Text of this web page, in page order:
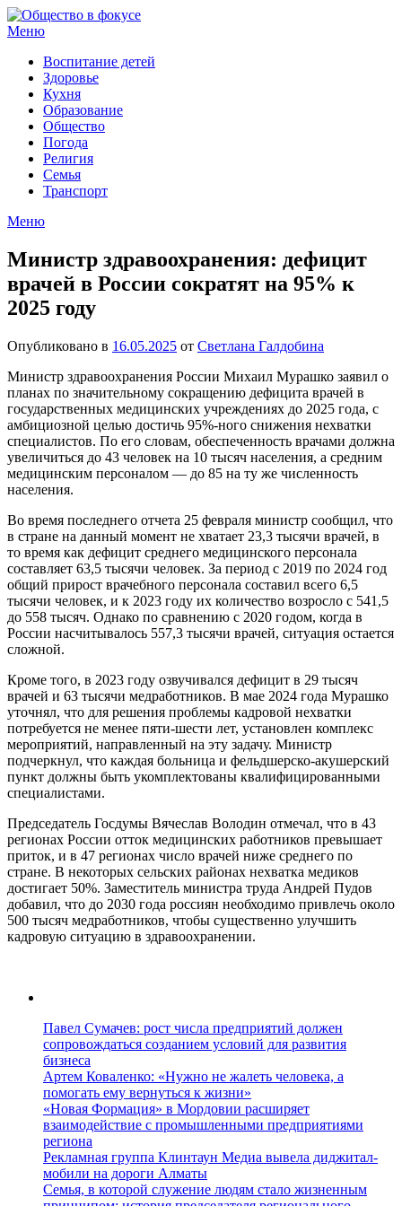
Перейти
к
Меню
Воспитание детей
Здоровье
Кухня
Образование
Общество
Погода
Религия
Семья
Транспорт
Меню
Министр здравоохранения: дефицит
врачей в России сократят на 95% к
2025 году
Опубликовано в 16.05.2025 от Светлана Галдобина
Министр здравоохранения России Михаил Мурашко заявил о
планах по значительному сокращению дефицита врачей в
государственных медицинских учреждениях до 2025 года, с
амбициозной целью достичь 95%-ного снижения нехватки
специалистов. По его словам, обеспеченность врачами должна
увеличиться до 43 человек на 10 тысяч населения, а средним
медицинским персоналом — до 85 на ту же численность
населения.
Во время последнего отчета 25 февраля министр сообщил, что
в стране на данный момент не хватает 23,3 тысячи врачей, в
то время как дефицит среднего медицинского персонала
составляет 63,5 тысячи человек. За период с 2019 по 2024 год
общий прирост врачебного персонала составил всего 6,5
тысячи человек, и к 2023 году их количество возросло с 541,5
до 558 тысяч. Однако по сравнению с 2020 годом, когда в
России насчитывалось 557,3 тысячи врачей, ситуация остается
сложной.
Кроме того, в 2023 году озвучивался дефицит в 29 тысяч
врачей и 63 тысячи медработников. В мае 2024 года Мурашко
уточнял, что для решения проблемы кадровой нехватки
потребуется не менее пяти-шести лет, установлен комплекс
мероприятий, направленный на эту задачу. Министр
подчеркнул, что каждая больница и фельдшерско-акушерский
пункт должны быть укомплектованы квалифицированными
специалистами.
Председатель Госдумы Вячеслав Володин отмечал, что в 43
регионах России отток медицинских работников превышает
приток, и в 47 регионах число врачей ниже среднего по
стране. В некоторых сельских районах нехватка медиков
достигает 50%. Заместитель министра труда Андрей Пудов
добавил, что до 2030 года россиян необходимо привлечь около
500 тысяч медработников, чтобы существенно улучшить
кадровую ситуацию в здравоохранении.
Павел Сумачев: рост числа предприятий должен
сопровождаться созданием условий для развития
бизнеса
Артем Коваленко: «Нужно не жалеть человека, а
помогать ему вернуться к жизни»
«Новая Формация» в Мордовии расширяет
взаимодействие с промышленными предприятиями
региона
Рекламная группа Клинтаун Медиа вывела диджитал-
мобили на дороги Алматы
Семья, в которой служение людям стало жизненным